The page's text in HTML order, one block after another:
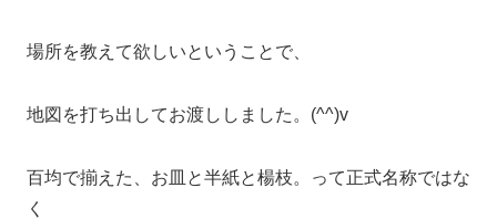
場所を教えて欲しいということで、
地図を打ち出してお渡ししました。(^^)v
百均で揃えた、お皿と半紙と楊枝。って正式名称ではな
く